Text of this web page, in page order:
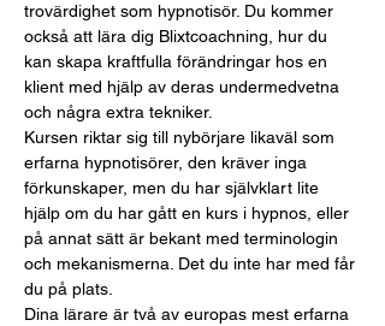
trovärdighet som hypnotisör. Du kommer
också att lära dig Blixtcoachning, hur du
kan skapa kraftfulla förändringar hos en
klient med hjälp av deras undermedvetna
och några extra tekniker.
Kursen riktar sig till nybörjare likaväl som
erfarna hypnotisörer, den kräver inga
förkunskaper, men du har självklart lite
hjälp om du har gått en kurs i hypnos, eller
på annat sätt är bekant med terminologin
och mekanismerna. Det du inte har med får
du på plats.
Dina lärare är två av europas mest erfarna